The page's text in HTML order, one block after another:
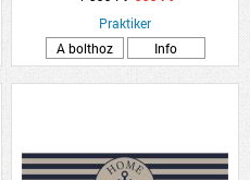
Praktiker
A bolthoz
Info